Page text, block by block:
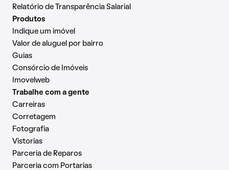
Relatório de Transparência Salarial
Produtos
Indique um imóvel
Valor de aluguel por bairro
Guias
Consórcio de Imóveis
Imovelweb
Trabalhe com a gente
Carreiras
Corretagem
Fotografia
Vistorias
Parceria de Reparos
Parceria com Portarias